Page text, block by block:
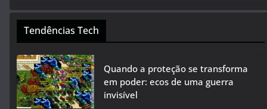
Tendências Tech
Quando a proteção se transforma
em poder: ecos de uma guerra
invisível